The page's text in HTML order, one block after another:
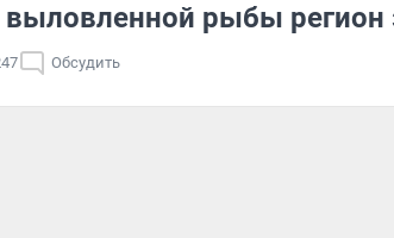
выловленной рыбы регион
Обсудить